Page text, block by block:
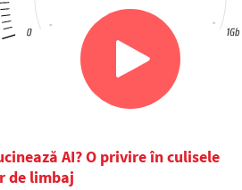
AI? O privire în culisele
de limbaj